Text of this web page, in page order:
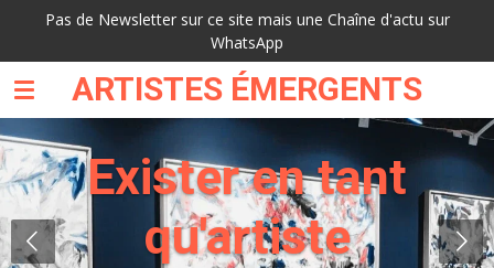
Passer
contenu
principalARTISTES ÉMERGENTS
Pas de Newsletter sur ce site mais une Chaîne d'actu sur
WhatsApp
Exister en tant
qu'artiste